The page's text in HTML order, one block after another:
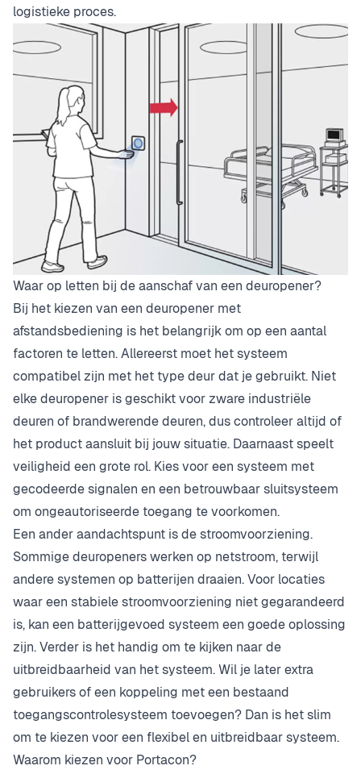
logistieke proces.
Waar op letten bij de aanschaf van een deuropener?
Bij het kiezen van een deuropener met
afstandsbediening is het belangrijk om op een aantal
factoren te letten. Allereerst moet het systeem
compatibel zijn met het type deur dat je gebruikt. Niet
elke deuropener is geschikt voor zware industriële
deuren of brandwerende deuren, dus controleer altijd of
het product aansluit bij jouw situatie. Daarnaast speelt
veiligheid een grote rol. Kies voor een systeem met
gecodeerde signalen en een betrouwbaar sluitsysteem
om ongeautoriseerde toegang te voorkomen.
Een ander aandachtspunt is de stroomvoorziening.
Sommige deuropeners werken op netstroom, terwijl
andere systemen op batterijen draaien. Voor locaties
waar een stabiele stroomvoorziening niet gegarandeerd
is, kan een batterijgevoed systeem een goede oplossing
zijn. Verder is het handig om te kijken naar de
uitbreidbaarheid van het systeem. Wil je later extra
gebruikers of een koppeling met een bestaand
toegangscontrolesysteem toevoegen? Dan is het slim
om te kiezen voor een flexibel en uitbreidbaar systeem.
Waarom kiezen voor Portacon?